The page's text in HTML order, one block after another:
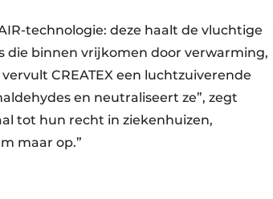
technologie: deze haalt de vluchtige
die binnen vrijkomen door verwarming,
CREATEX een luchtzuiverende
en neutraliseert ze”, zegt
tot hun recht in ziekenhuizen,
maar op.”